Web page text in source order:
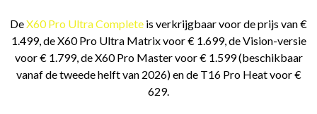
DeX60 Pro Ultra Complete is verkrijgbaar voor de prijs van €
1.499, de X60 Pro Ultra Matrix voor € 1.699, de Vision-versie
voor € 1.799, de X60 Pro Master voor € 1.599 (beschikbaar
vanaf de tweede helft van 2026) en de T16 Pro Heat voor €
629.